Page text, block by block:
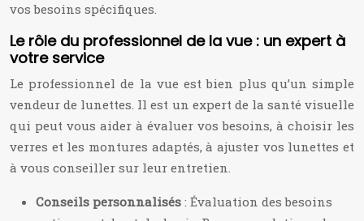
vos besoins spécifiques.
Le rôle du professionnel de la vue : un expert à
votre service
Le professionnel de la vue est bien plus qu’un simple
vendeur de lunettes. Il est un expert de la santé visuelle
qui peut vous aider à évaluer vos besoins, à choisir les
verres et les montures adaptés, à ajuster vos lunettes et
à vous conseiller sur leur entretien.
Conseils personnalisés : Évaluation des besoins